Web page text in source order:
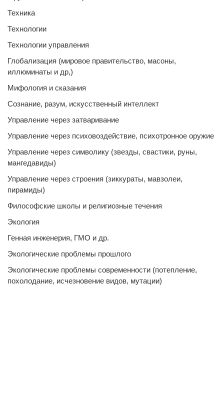
Техника
Технологии
Технологии управления
Глобализация (мировое правительство, масоны,
иллюминаты и др,)
Мифология и сказания
Сознание, разум, искусственный интеллект
Управление через затваривание
Управление через психовоздействие, психотронное оружие
Управление через символику (звезды, свастики, руны,
мангедавиды)
Управление через строения (зиккураты, мавзолеи,
пирамиды)
Философские школы и религиозные течения
Экология
Генная инженерия, ГМО и др.
Экологические проблемы прошлого
Экологические проблемы современности (потепление,
похолодание, исчезновение видов, мутации)